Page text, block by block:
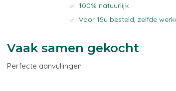
100% natuurlijk
Voor 15u besteld, zelfde
Vaak samen gekocht
Perfecte aanvullingen